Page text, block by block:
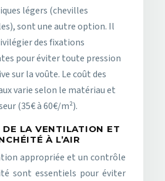
légers (chevilles
sont une autre option. Il
des fixations
pour éviter toute pression
sur la voûte. Le coût des
varie selon le matériau et
(35€ à 60€/m²).
DE LA VENTILATION ET
À L’AIR
appropriée et un contrôle
sont essentiels pour éviter